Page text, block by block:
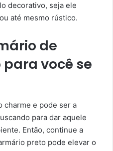
decorativo, seja ele
até mesmo rústico.
de
você se
charme e pode ser a
para dar aquele
Então, continue a
preto pode elevar o